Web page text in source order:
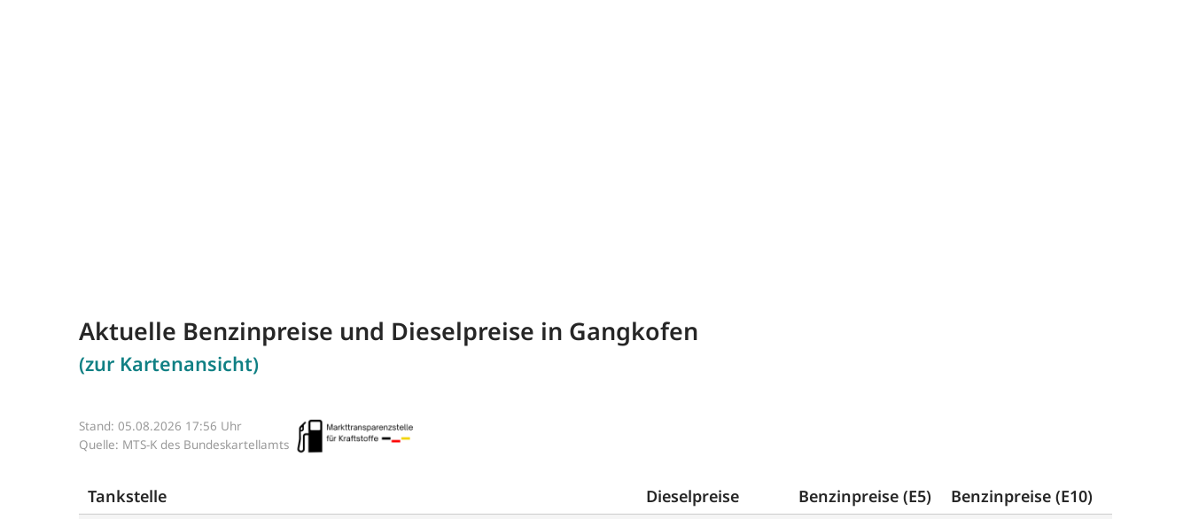
Aktuelle Benzinpreise und Dieselpreise in Gangkofen
(zur Kartenansicht)
Stand: 05.08.2026 17:56 Uhr
Quelle: MTS-K des Bundeskartellamts
Tankstelle Dieselpreise Benzinpreise (E5)
Benzinpreise (E10)